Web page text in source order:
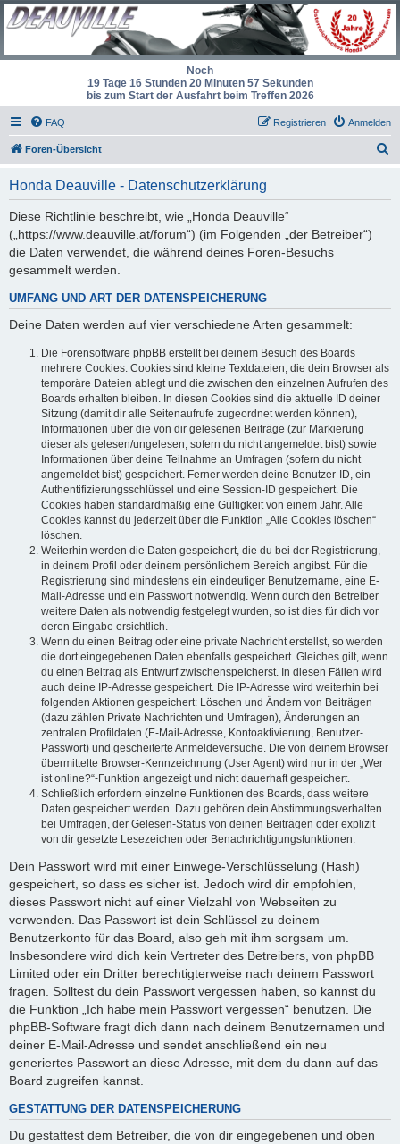
Noch
19 Tage 16 Stunden 20 Minuten 57 Sekunden
bis zum Start der Ausfahrt beim Treffen 2026
FAQ Anmelden
Registrieren
Foren-Übersicht
Honda Deauville - Datenschutzerklärung
Diese Richtlinie beschreibt, wie „Honda Deauville“
(„https://www.deauville.at/forum“) (im Folgenden „der Betreiber“)
die Daten verwendet, die während deines Foren-Besuchs
gesammelt werden.
UMFANG UND ART DER DATENSPEICHERUNG
Deine Daten werden auf vier verschiedene Arten gesammelt:
Die Forensoftware phpBB erstellt bei deinem Besuch des Boards
mehrere Cookies. Cookies sind kleine Textdateien, die dein Browser als
temporäre Dateien ablegt und die zwischen den einzelnen Aufrufen des
Boards erhalten bleiben. In diesen Cookies sind die aktuelle ID deiner
Sitzung (damit dir alle Seitenaufrufe zugeordnet werden können),
Informationen über die von dir gelesenen Beiträge (zur Markierung
dieser als gelesen/ungelesen; sofern du nicht angemeldet bist) sowie
Informationen über deine Teilnahme an Umfragen (sofern du nicht
angemeldet bist) gespeichert. Ferner werden deine Benutzer-ID, ein
Authentifizierungsschlüssel und eine Session-ID gespeichert. Die
Cookies haben standardmäßig eine Gültigkeit von einem Jahr. Alle
Cookies kannst du jederzeit über die Funktion „Alle Cookies löschen“
löschen.
Weiterhin werden die Daten gespeichert, die du bei der Registrierung,
in deinem Profil oder deinem persönlichem Bereich angibst. Für die
Registrierung sind mindestens ein eindeutiger Benutzername, eine E-
Mail-Adresse und ein Passwort notwendig. Wenn durch den Betreiber
weitere Daten als notwendig festgelegt wurden, so ist dies für dich vor
deren Eingabe ersichtlich.
Wenn du einen Beitrag oder eine private Nachricht erstellst, so werden
die dort eingegebenen Daten ebenfalls gespeichert. Gleiches gilt, wenn
du einen Beitrag als Entwurf zwischenspeicherst. In diesen Fällen wird
auch deine IP-Adresse gespeichert. Die IP-Adresse wird weiterhin bei
folgenden Aktionen gespeichert: Löschen und Ändern von Beiträgen
(dazu zählen Private Nachrichten und Umfragen), Änderungen an
zentralen Profildaten (E-Mail-Adresse, Kontoaktivierung, Benutzer-
Passwort) und gescheiterte Anmeldeversuche. Die von deinem Browser
übermittelte Browser-Kennzeichnung (User Agent) wird nur in der „Wer
ist online?“-Funktion angezeigt und nicht dauerhaft gespeichert.
Schließlich erfordern einzelne Funktionen des Boards, dass weitere
Daten gespeichert werden. Dazu gehören dein Abstimmungsverhalten
bei Umfragen, der Gelesen-Status von deinen Beiträgen oder explizit
von dir gesetzte Lesezeichen oder Benachrichtigungsfunktionen.
Dein Passwort wird mit einer Einwege-Verschlüsselung (Hash)
gespeichert, so dass es sicher ist. Jedoch wird dir empfohlen,
dieses Passwort nicht auf einer Vielzahl von Webseiten zu
verwenden. Das Passwort ist dein Schlüssel zu deinem
Benutzerkonto für das Board, also geh mit ihm sorgsam um.
Insbesondere wird dich kein Vertreter des Betreibers, von phpBB
Limited oder ein Dritter berechtigterweise nach deinem Passwort
fragen. Solltest du dein Passwort vergessen haben, so kannst du
die Funktion „Ich habe mein Passwort vergessen“ benutzen. Die
phpBB-Software fragt dich dann nach deinem Benutzernamen und
deiner E-Mail-Adresse und sendet anschließend ein neu
generiertes Passwort an diese Adresse, mit dem du dann auf das
Board zugreifen kannst.
GESTATTUNG DER DATENSPEICHERUNG
Du gestattest dem Betreiber, die von dir eingegebenen und oben